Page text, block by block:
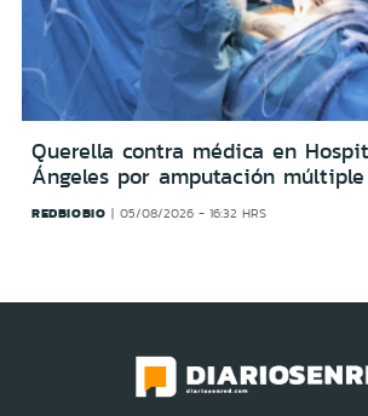
Querella contra médica en
Ángeles por amputación múltiple
REDBIOBIO 05/08/2026 - 16:32 HRS